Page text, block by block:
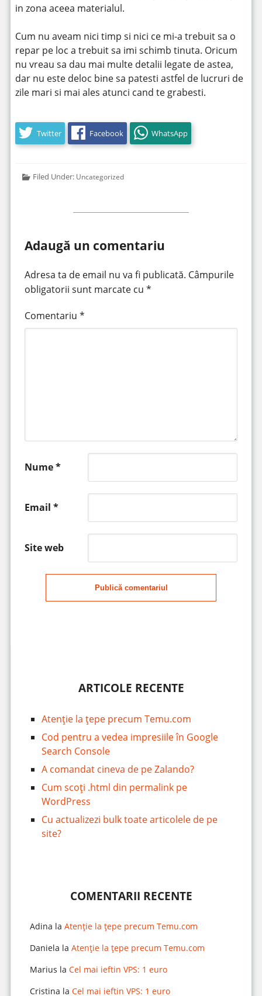
in zona aceea materialul.
Cum nu aveam nici timp si nici ce mi-a trebuit sa o
repar pe loc a trebuit sa imi schimb tinuta. Oricum
nu vreau sa dau mai multe detalii legate de astea,
dar nu este deloc bine sa patesti astfel de lucruri de
zile mari si mai ales atunci cand te grabesti.
Twitter Facebook WhatsApp
Filed Under: Uncategorized
Adaugă un comentariu
Adresa ta de email nu va fi publicată. Câmpurile
obligatorii sunt marcate cu *
Comentariu *
Nume*
Email *
Site web
Publică comentariul
ARTICOLE RECENTE
Atenție la țepe precum Temu.com
Cod pentru a vedea impresiile în Google
Search Console
A comandat cineva de pe Zalando?
Cum scoți .html din permalink pe
WordPress
Cu actualizezi bulk toate articolele de pe
site?
COMENTARII RECENTE
Adina la Atenție la țepe precum Temu.com
Daniela la Atenție la țepe precum Temu.com
Marius la Cel mai ieftin VPS: 1 euro
Cristina la Cel mai ieftin VPS: 1 euro